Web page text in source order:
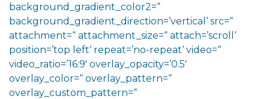
background_gradient_color2=“
background_gradient_direction=’vertical‘ src=“
attachment=“ attachment_size=“ attach=’scroll‘
position=’top left‘ repeat=’no-repeat‘ video=“
video_ratio=’16:9′ overlay_opacity=’0.5′
overlay_color=“ overlay_pattern=“
overlay_custom_pattern=“